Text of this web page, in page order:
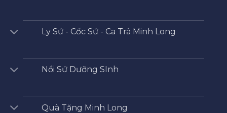
Ly Sứ - Cốc Sứ - Ca Trà Minh Long
Nồi Sứ Dưỡng SInh
Quà Tặng Minh Long